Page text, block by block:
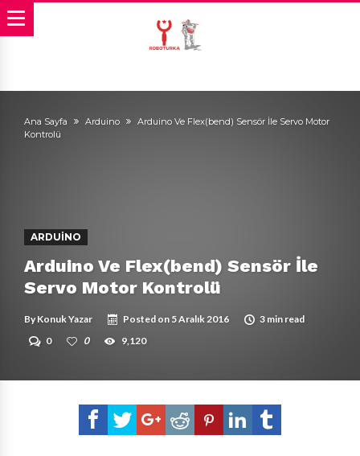
Ana Sayfa Arduino
Arduino Ve Flex(bend) Sensör İle Servo Motor
Kontrolü
ARDUINO
Arduino Ve Flex(bend) Sensör İle
Servo Motor Kontrolü
ByKonuk Yazar Posted on 5 Aralık 2016
3 min read
0
0 9,120